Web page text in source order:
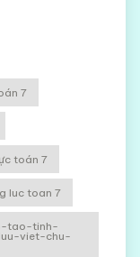
7
toán 7
luc toan 7
tao-tinh-
viet-chu-